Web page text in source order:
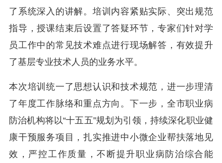
了系统深入的讲解。培训内容紧贴实际、突出规范
指导，授课结束后设置了答疑环节，专家们针对学
员工作中的常见技术难点进行现场解答，有效提升
了基层专业技术人员的业务水平。
本次培训统一了思想认识和技术规范，进一步理清
了年度工作脉络和重点方向。下一步，全市职业病
防治机构将以“十五五”规划为引领，持续深化职业健
康干预服务项目，扎实推进中小微企业帮扶落地见
效，严控工作质量，不断提升职业病防治综合能